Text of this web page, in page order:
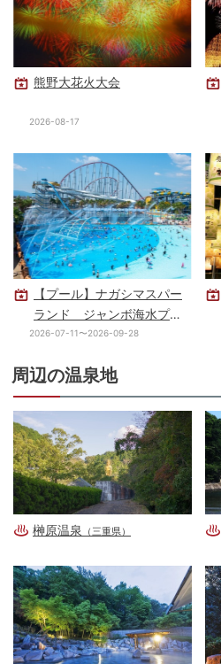
熊野大花火大会
2026-08-17
【プール】ナガシマスパー
ランド ジャンボ海水プー
ル
2026-07-11〜2026-09-28
周辺の温泉地
榊原温泉 （三重県）